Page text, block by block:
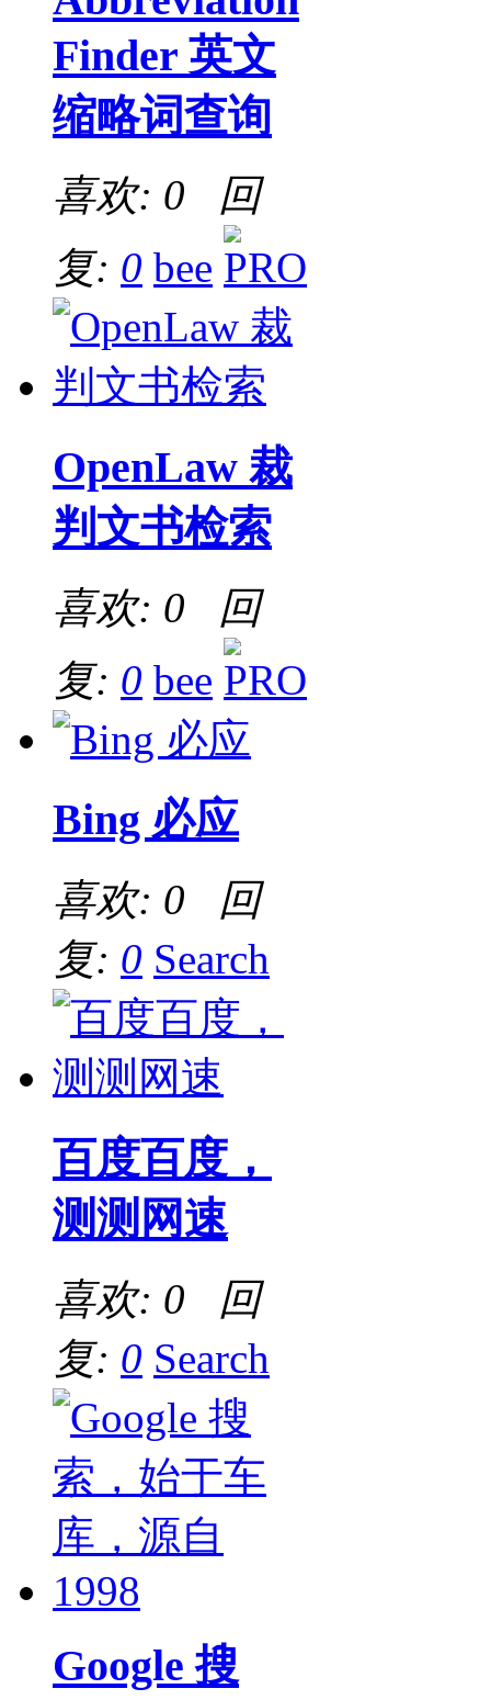
Finder 英文
缩略词查询
喜欢: 0 回
复: 0 bee
OpenLaw 裁
判文书检索
喜欢: 0 回
复: 0 bee
Bing 必应
喜欢: 0 回
复: 0 Search
百度百度，
测测网速
喜欢: 0 回
复: 0 Search
Google 搜